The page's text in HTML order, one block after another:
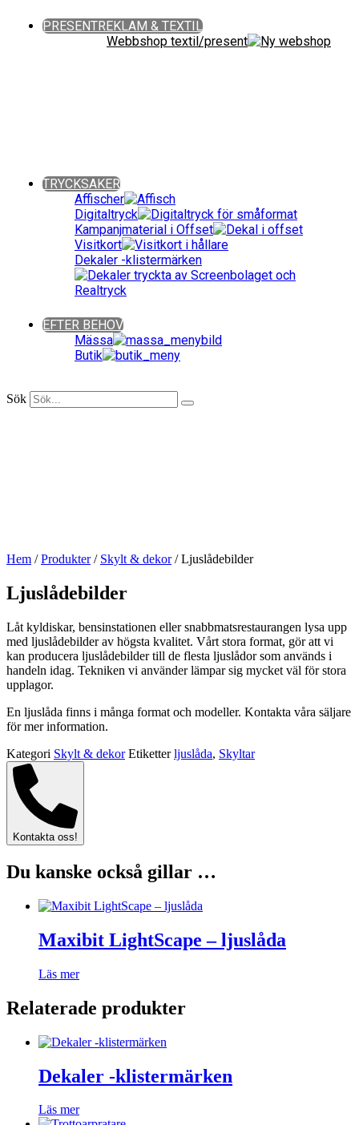
PRESENTREKLAM & TEXTIL
Webbshop textil/present
TRYCKSAKER
Affischer
Digitaltryck
Kampanjmaterial i Offset
Visitkort
Dekaler -klistermärken
EFTER BEHOV
Mässa
Butik
Sök
Hem /Produkter/ Skylt & dekor/ Ljuslådebilder
Ljuslådebilder
Låt kyldiskar, bensinstationen eller snabbmatsrestaurangen lysa upp
med ljuslådebilder av högsta kvalitet. Vårt stora format, gör att vi
kan producera ljuslådebilder till de flesta ljuslådor som används i
handeln idag. Tekniken vi använder lämpar sig mycket väl för stora
upplagor.
En ljuslåda finns i många format och modeller. Kontakta våra säljare
för mer information.
Kategori Skylt & dekor Etiketter ljuslåda, Skyltar
Kontakta oss!
Du kanske också gillar …
Maxibit LightScape – ljuslåda
Läs mer
Relaterade produkter
Dekaler -klistermärken
Läs mer